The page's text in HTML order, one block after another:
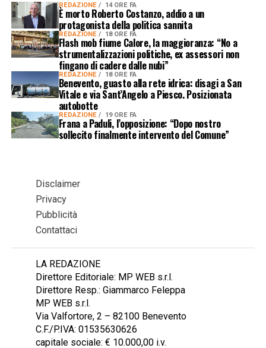
REDAZIONE 14 ORE FA
È morto Roberto Costanzo, addio a un
protagonista della politica sannita
REDAZIONE 18 ORE FA
Flash mob fiume Calore, la maggioranza: “No a
strumentalizzazioni politiche, ex assessori non
fingano di cadere dalle nubi”
REDAZIONE 18 ORE FA
Benevento, guasto alla rete idrica: disagi a San
Vitale e via Sant’Angelo a Piesco. Posizionata
autobotte
REDAZIONE 19 ORE FA
Frana a Paduli, l’opposizione: “Dopo nostro
sollecito finalmente intervento del Comune”
Disclaimer
Privacy
Pubblicità
Contattaci
LA REDAZIONE
Direttore Editoriale: MP WEB s.r.l.
Direttore Resp.: Giammarco Feleppa
MP WEB s.r.l.
Via Valfortore, 2 – 82100 Benevento
C.F./P.IVA: 01535630626
capitale sociale: € 10.000,00 i.v.